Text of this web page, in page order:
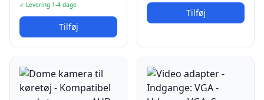
✓ Levering 1-4 dage
Tilføj
Tilføj